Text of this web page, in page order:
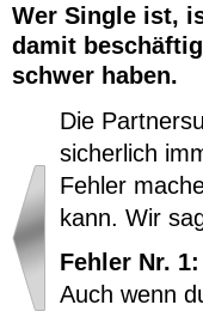
Wer Single ist,
damit
schwer haben.
Die
sicherlich
Fehler
kann. Wir
Fehler Nr.
Auch wenn